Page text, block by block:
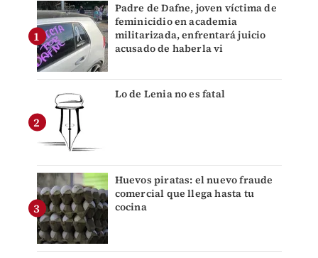
Padre de Dafne, joven víctima de
feminicidio en academia
militarizada, enfrentará juicio
acusado de haberla vi
Lo de Lenia no es fatal
Huevos piratas: el nuevo fraude
comercial que llega hasta tu
cocina